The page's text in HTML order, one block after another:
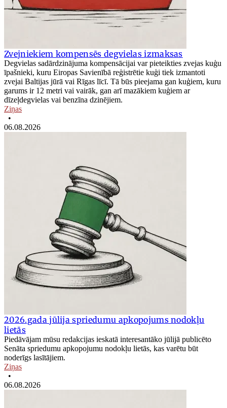
Zvejniekiem kompensēs degvielas izmaksas
Degvielas sadārdzinājuma kompensācijai var pieteikties zvejas kuģu
īpašnieki, kuru Eiropas Savienībā reģistrētie kuģi tiek izmantoti
zvejai Baltijas jūrā vai Rīgas līcī. Tā būs pieejama gan kuģiem, kuru
garums ir 12 metri vai vairāk, gan arī mazākiem kuģiem ar
dīzeļdegvielas vai benzīna dzinējiem.
Ziņas
•
06.08.2026
2026.gada jūlija spriedumu apkopojums nodokļu
lietās
Piedāvājam mūsu redakcijas ieskatā interesantāko jūlijā publicēto
Senāta spriedumu apkopojumu nodokļu lietās, kas varētu būt
noderīgs lasītājiem.
Ziņas
•
06.08.2026